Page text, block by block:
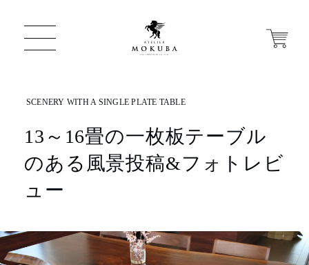
ONLINE STORE
店舗から探す
一枚板 ATELIER MOKUBA HOME
13～16畳の一枚板テーブル
のある風景投稿&フォトレビ
ュー